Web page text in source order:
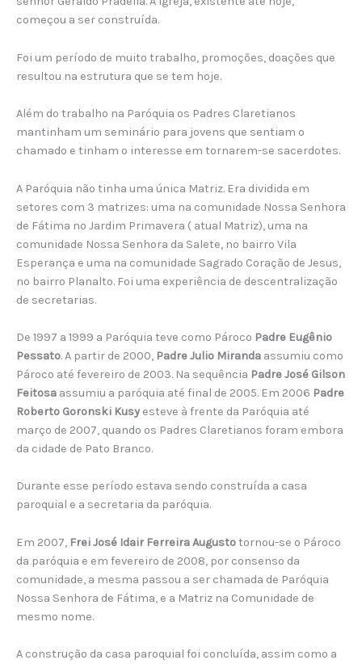
começou a ser construída.
Foi um período de muito trabalho, promoções, doações que
resultou na estrutura que se tem hoje.
Além do trabalho na Paróquia os Padres Claretianos
mantinham um seminário para jovens que sentiam o
chamado e tinham o interesse em tornarem-se sacerdotes.
A Paróquia não tinha uma única Matriz. Era dividida em
setores com 3 matrizes: uma na comunidade Nossa Senhora
de Fátima no Jardim Primavera ( atual Matriz), uma na
comunidade Nossa Senhora da Salete, no bairro Vila
Esperança e uma na comunidade Sagrado Coração de Jesus,
no bairro Planalto. Foi uma experiência de descentralização
de secretarias.
De 1997 a 1999 a Paróquia teve como Pároco Padre Eugênio
Pessato. A partir de 2000, Padre Julio Miranda assumiu como
Pároco até fevereiro de 2003. Na sequência Padre José Gilson
Feitosa assumiu a paróquia até final de 2005. Em 2006 Padre
Roberto Goronski Kusy esteve à frente da Paróquia até
março de 2007, quando os Padres Claretianos foram embora
da cidade de Pato Branco.
Durante esse período estava sendo construída a casa
paroquial e a secretaria da paróquia.
Em 2007, Frei José Idair Ferreira Augustotornou-se o Pároco
da paróquia e em fevereiro de 2008, por consenso da
comunidade, a mesma passou a ser chamada de Paróquia
Nossa Senhora de Fátima, e a Matriz na Comunidade de
mesmo nome.
A construção da casa paroquial foi concluída, assim como a